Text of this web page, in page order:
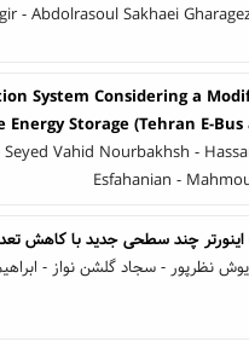
- Abdolrasoul Sakhaei
System Considering a
Energy Storage (Tehran E-Bus
Vahid Nourbakhsh -
Esfahanian -
چند سطحی جدید با کاهش
نظرپور - سجاد گلشن نواز - ابراهیم